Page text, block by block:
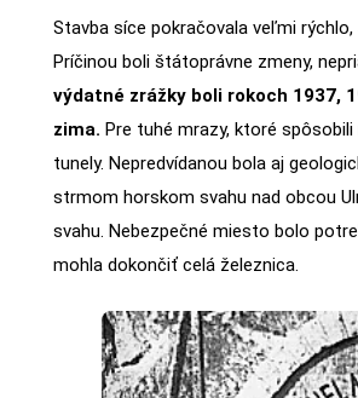
Stavba síce pokračovala veľmi
Príčinou boli štátoprávne zmeny,
výdatné zrážky boli rokoch 1937,
zima. Pre tuhé mrazy, ktoré
tunely. Nepredvídanou bola aj
strmom horskom svahu nad obcou
svahu. Nebezpečné miesto bolo
mohla dokončiť celá železnica.